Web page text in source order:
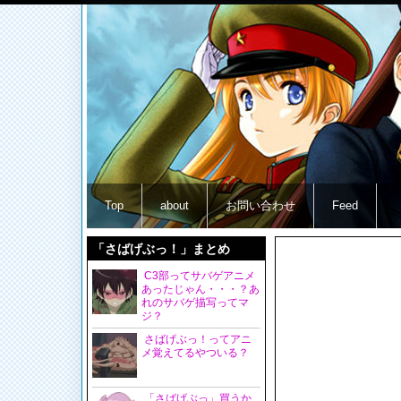
Top about お問い合わせ Feed
「さばげぶっ！」まとめ
C3部ってサバゲアニメ
あったじゃん・・・？あ
れのサバゲ描写ってマ
ジ？
さばげぶっ！ってアニ
メ覚えてるやついる？
「さばげぶっ」買うか